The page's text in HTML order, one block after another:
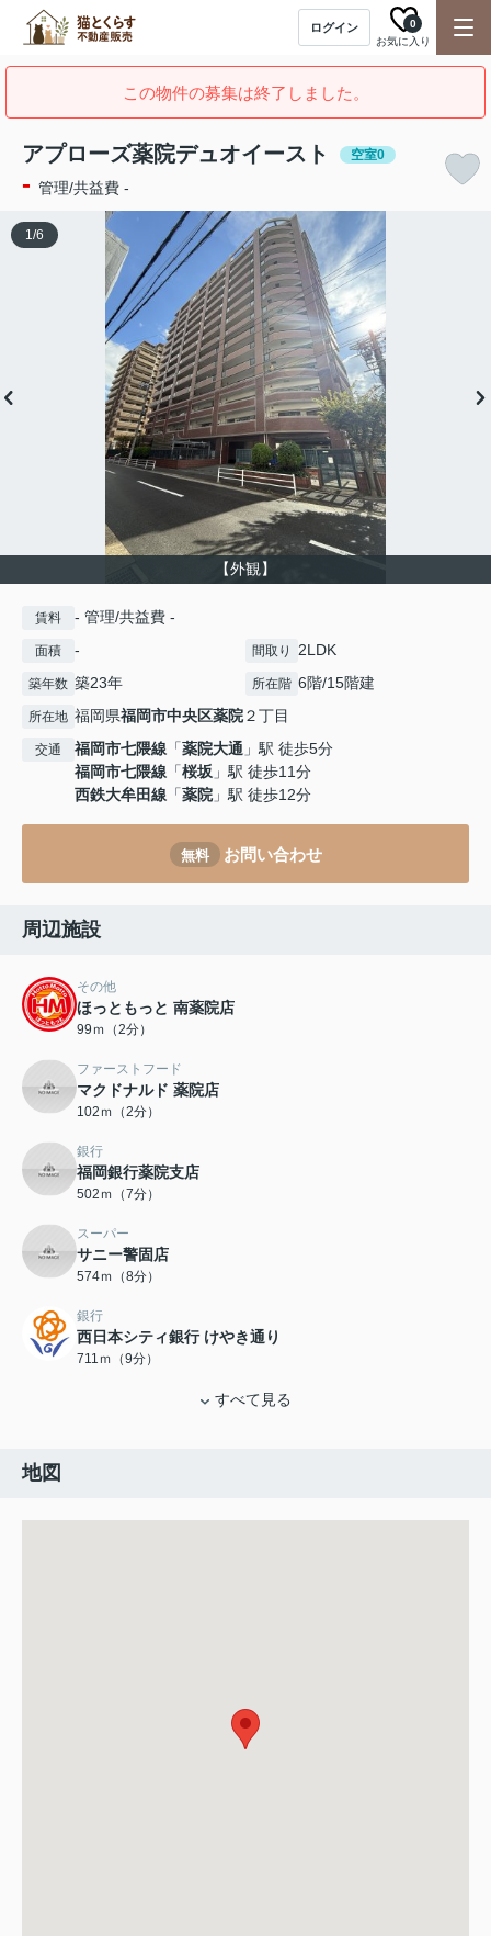
ログイン
お気に入り
0
この物件の募集は終了しました。
アプローズ薬院デュオイースト 空室0
- 管理/共益費 -
【外観】
1/6
賃料 - 管理/共益費 -
面積 - 間取り 2LDK
築年数 築23年 所在階 6階/15階建
所在地 福岡県福岡市中央区薬院２丁目
交通 福岡市七隈線 「薬院大通 」駅 徒歩5分
福岡市七隈線 「桜坂 」駅 徒歩11分
西鉄大牟田線 「薬院 」駅 徒歩12分
無料 お問い合わせ
周辺施設
その他
ほっともっと 南薬院店
99ｍ（2分）
ファーストフード
マクドナルド 薬院店
102ｍ（2分）
銀行
福岡銀行薬院支店
502ｍ（7分）
スーパー
サニー警固店
574ｍ（8分）
銀行
西日本シティ銀行 けやき通り
711ｍ（9分）
すべて見る
地図